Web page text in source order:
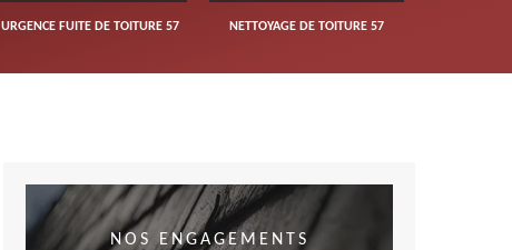
URGENCE FUITE DE TOITURE 57 NETTOYAGE DE TOITURE 57
NOS ENGAGEMENTS